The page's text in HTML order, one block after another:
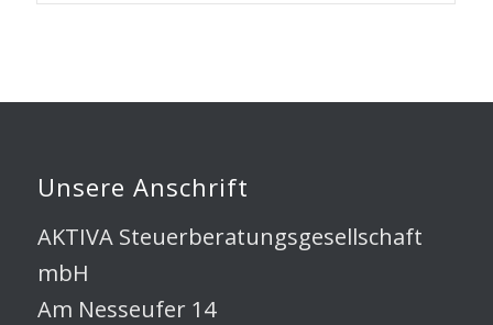
Unsere Anschrift
AKTIVA Steuerberatungsgesellschaft
mbH
Am Nesseufer 14